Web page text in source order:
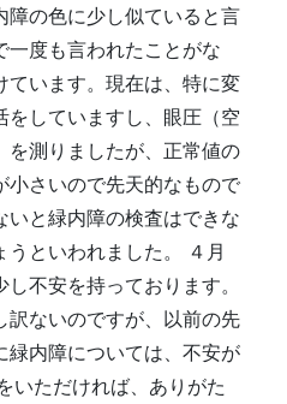
障の色に少し似ていると言
度も言われたことがな
ています。現在は、特に変
していますし、眼圧（空
を測りましたが、正常値の
小さいので先天的なもので
いと緑内障の検査はできな
といわれました。 ４月
不安を持っております。
訳ないのですが、以前の先
緑内障については、不安が
いただければ、ありがた